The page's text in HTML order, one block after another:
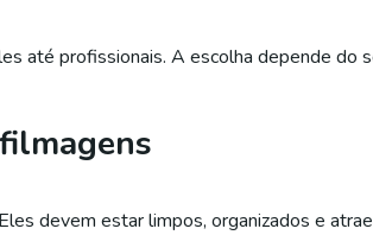
até profissionais. A escolha depende do
devem estar limpos, organizados e